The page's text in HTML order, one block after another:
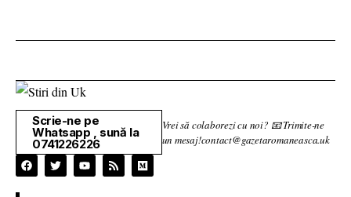
Scrie-ne pe
Whatsapp , sună la
0741226226
Vrei să colaborezi cu noi? 📧 Trimite-ne
un mesaj!contact@gazetaromaneasca.uk